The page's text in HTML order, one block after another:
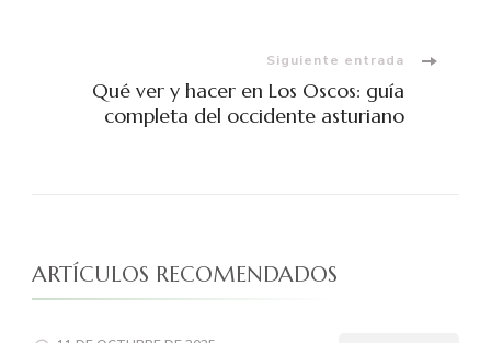
entradas
Siguiente entrada
Qué ver y hacer en Los Oscos: guía
completa del occidente asturiano
ARTÍCULOS RECOMENDADOS